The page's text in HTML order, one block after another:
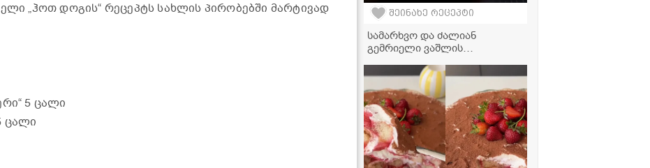
„ჰოთ დოგის“ რეცეპტს სახლის პირობებში მარტივად
5 ცალი
ცალი
შეინახე რეცეპტი
სამარხვო და ძალიან
გემრიელი ვაშლის